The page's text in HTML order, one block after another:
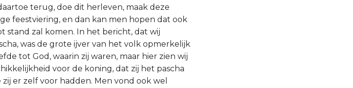
terug, doe dit herleven, maak deze
feestviering, en dan kan men hopen dat ook
stand zal komen. In het bericht, dat wij
was de grote ijver van het volk opmerkelijk
tot God, waarin zij waren, maar hier zien wij
voor de koning, dat zij het pascha
er zelf voor hadden. Men vond ook wel